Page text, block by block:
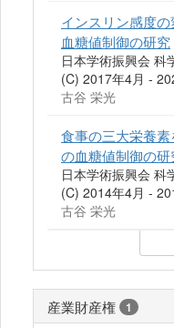
インスリン感度
血糖値制御の研究
日本学術振興会 科
(C) 2017年4月 -
古谷 栄光
食事の三大栄養
の血糖値制御の研
日本学術振興会 科
(C) 2014年4月 -
古谷 栄光
産業財産権 1